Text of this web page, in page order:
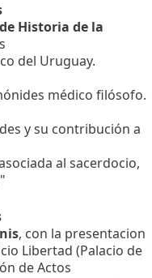
Historia de la
del Uruguay.
médico filósofo.
y su contribución a
al sacerdocio,
, con la presentacion
Libertad (Palacio de
de Actos